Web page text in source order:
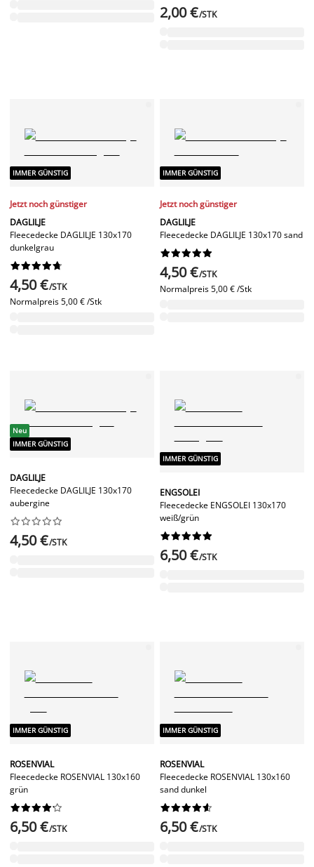
2,00 €/STK
IMMER GÜNSTIG
Jetzt noch günstiger
DAGLILJE
Fleecedecke DAGLILJE 130x170
dunkelgrau






4,50 €/STK
Normalpreis5,00 € /Stk
IMMER GÜNSTIG
Jetzt noch günstiger
DAGLILJE
Fleecedecke DAGLILJE 130x170 sand






4,50 €/STK
Normalpreis5,00 € /Stk
Neu
IMMER GÜNSTIG
DAGLILJE
Fleecedecke DAGLILJE 130x170
aubergine






4,50 €/STK
IMMER GÜNSTIG
ENGSOLEI
Fleecedecke ENGSOLEI 130x170
weiß/grün






6,50 €/STK
IMMER GÜNSTIG
ROSENVIAL
Fleecedecke ROSENVIAL 130x160
grün






6,50 €/STK
IMMER GÜNSTIG
ROSENVIAL
Fleecedecke ROSENVIAL 130x160
sand dunkel






6,50 €/STK